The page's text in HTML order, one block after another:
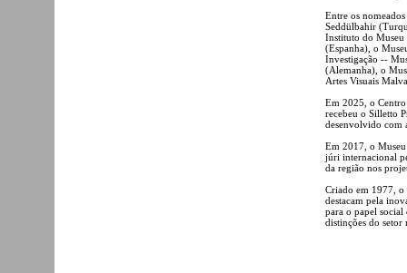
Entre os
Seddülbahir
Instituto do
(Espanha), o
Investigação --
(Alemanha), o
Artes Visuais
Em 2025, o
recebeu o Silletto
desenvolvido com
Em 2017, o
júri internacional
da região nos
Criado em 1977, o
destacam pela
para o papel social
distinções do setor